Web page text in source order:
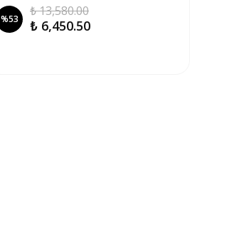
%53
₺ 13,580.00
₺ 6,450.50